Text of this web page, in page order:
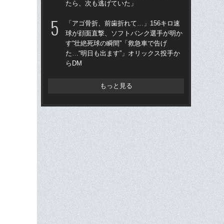
たら、次も逃げていた」
「アゴ骨折、前歯折れて…」156キロ速
球が顔面直撃、ソフトバンク選手が明か
す“壮絶死球の瞬間”「救急車で告げ
た…“明日も出ます”」オリックス投手か
らDM
もっと見る